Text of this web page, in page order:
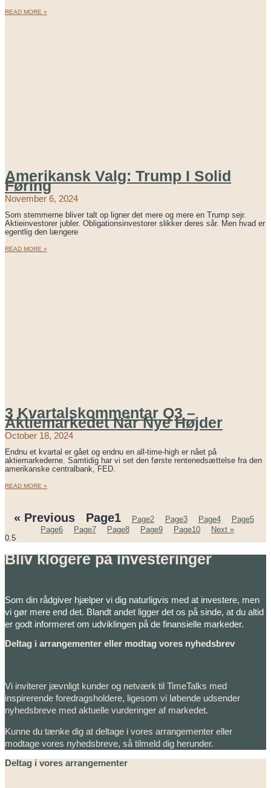
READ MORE »
Amerikansk Valg: Trump I Solid
Føring
November 6, 2024
Som stemmerne bliver talt op ligner det mere og mere en Trump sejr.
Aktieinvestorer jubler. Obligationsinvestorer slikker deres sår. Men hvad er
egentlig den længere
READ MORE »
3 Kvartalskommentar Q3 –
Aktiemarkedet Når Nye Højder
October 18, 2024
Endnu et kvartal er gået og endnu en all-time-high er nået på
aktiemarkederne. Samtidig har vi set den første rentenedsættelse fra den
amerikanske centralbank, FED.
READ MORE »
« Previous Page1 Page2 Page3 Page4 Page5
Page6 Page7 Page8 Page9 Page10 Next »
Bliv klogere på investeringer
Som din rådgiver hjælper vi dig naturligvis med at investere, men
vi gør mere end det. Blandt andet ligger det os på sinde, at du altid
er godt informeret om udviklingen på de finansielle markeder.
Deltag i arrangementer eller modtag vores nyhedsbrev
Vi inviterer jævnligt kunder og netværk til TimeTalks med
inspirerende foredragsholdere, ligesom vi løbende udsender
nyhedsbreve med aktuelle vurderinger af markedet.
Kunne du tænke dig at deltage i vores arrangementer eller
modtage vores nyhedsbreve, så tilmeld dig herunder.
Deltag i vores arrangementer